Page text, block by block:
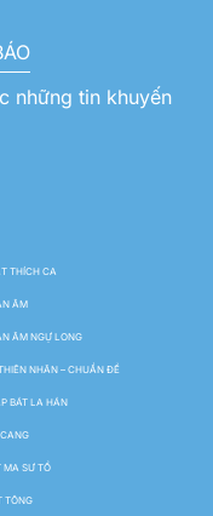
những tin khuyến
THÍCH CA
ÂM
ÂM NGỰ LONG
NHÃN – CHUẨN ĐỀ
BÁT LA HÁN
MA SƯ TỔ
TÔNG